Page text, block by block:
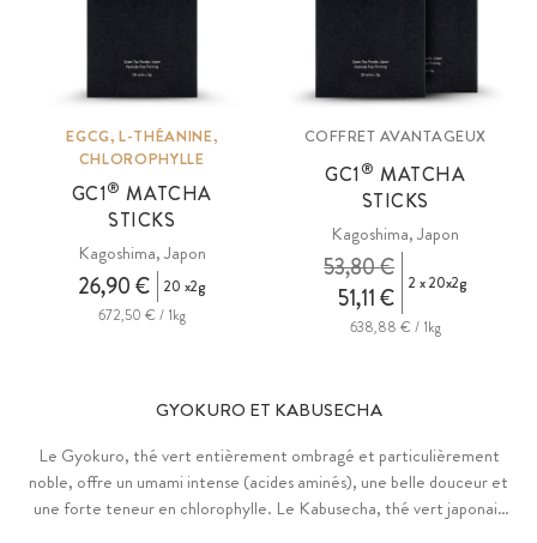
EGCG, L-THÉANINE,
CHLOROPHYLLE
GC1® MATCHA
STICKS
Kagoshima, Japon
26,90 €
20 x2g
672,50 € / 1kg
COFFRET AVANTAGEUX
GC1® MATCHA
STICKS
Kagoshima, Japon
51,11 €
53,80 € 2 x 20x2g
638,88 € / 1kg
GYOKURO ET KABUSECHA
Le Gyokuro, thé vert entièrement ombragé et particulièrement
noble, offre un umami intense (acides aminés), une belle douceur et
une forte teneur en chlorophylle. Le Kabusecha, thé vert japonais